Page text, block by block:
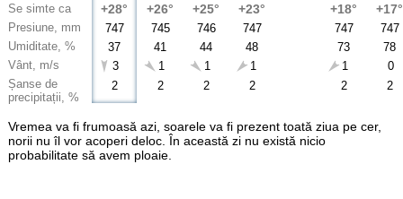
Se simte ca
Presiune, mm
Umiditate, %
Vânt, m/s
Șanse de
precipitații, %
+28°
747
37
3
2
+26°
745
41
1
2
+25°
746
44
1
2
+23°
747
48
1
2
+18°
747
73
1
2
+17°
747
78
0
2
Vremea va fi frumoasă azi, soarele va fi prezent toată ziua pe cer,
norii nu îl vor acoperi deloc. În această zi nu există nicio
probabilitate să avem ploaie.